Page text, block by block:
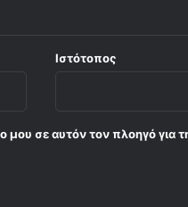
Ιστότοπος
σε αυτόν τον πλοηγό για